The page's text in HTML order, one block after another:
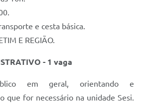
e cesta básica.
E REGIÃO.
- 1 vaga
em geral, orientando e
que for necessário na unidade Sesi.